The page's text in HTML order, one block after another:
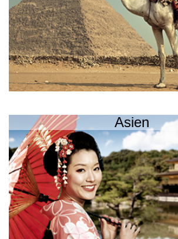
Asien